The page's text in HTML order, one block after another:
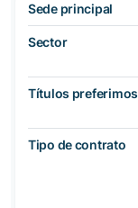
Sede principal
Sector
Títulos preferimos
Tipo de contrato